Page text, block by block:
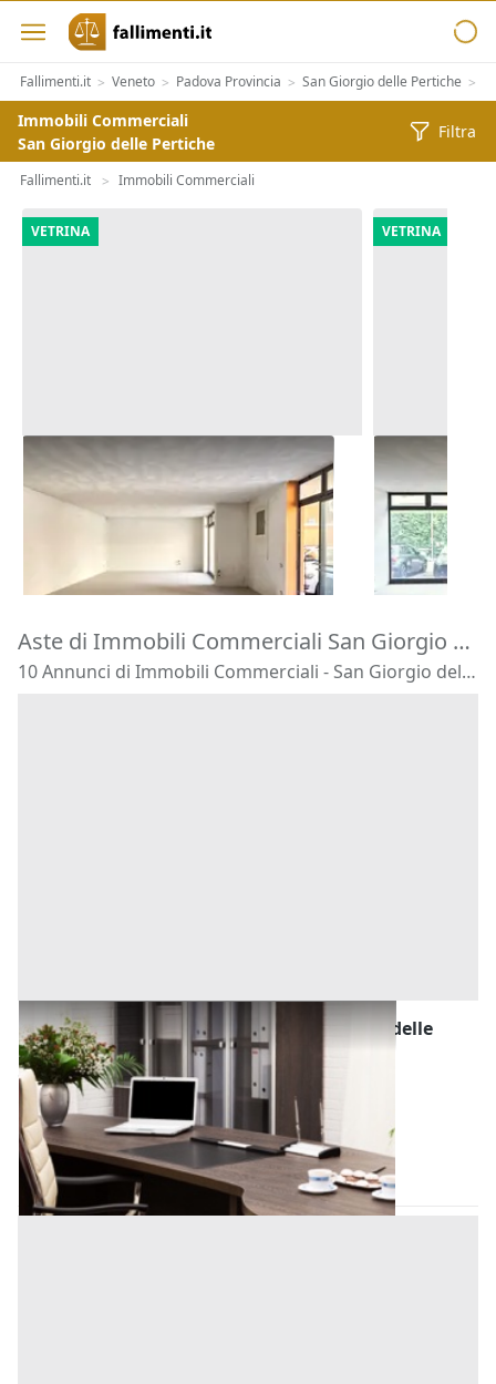
Fallimenti.it > Veneto > Padova Provincia > San Giorgio delle Pertiche >
Immobili Commerciali
San Giorgio delle Pertiche
Filtra
Fallimenti.it > Immobili Commerciali
VETRINA
Asta Negozio (sub 275) in edificio
polifunzionale
53.372 €
16/09/2026
VETRINA
Asta
Chiampo
52.098 €
16/09/2026
Aste di Immobili Commerciali San Giorgio delle Pertiche
10 Annunci di Immobili Commerciali - San Giorgio delle Pertiche
Uffici e Studi Privati all'asta a San Giorgio delle
Pertiche
San Giorgio delle Pertiche (Padova)
Offerta minima
53.400 € 71.200 €
Codice asta:c18f2334
01/12/2026